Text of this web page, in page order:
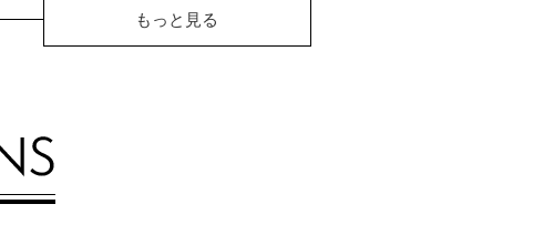
くるみのビシソワーズ
もっと見る